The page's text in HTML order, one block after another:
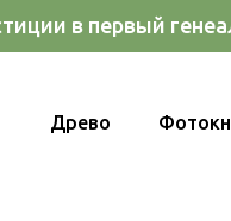
в первый
Древо